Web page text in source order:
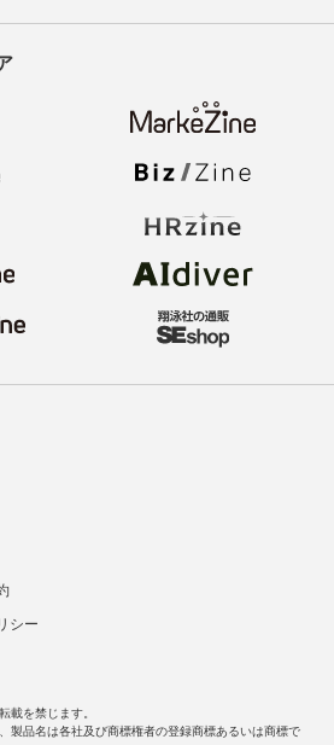
シー
載を禁じます。
製品名は各社及び商標権者の登録商標あるいは商標で